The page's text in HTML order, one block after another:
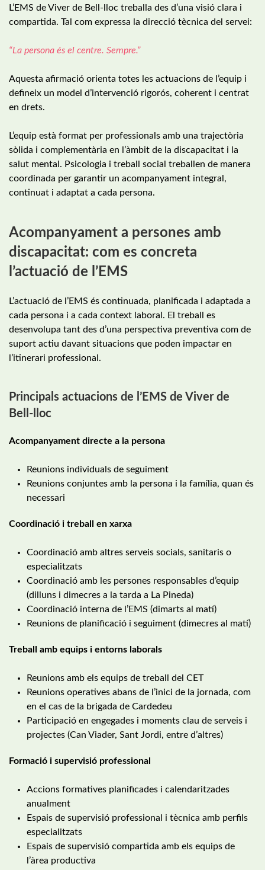
L’EMS de Viver de Bell-lloc treballa des d’una visió clara i
compartida. Tal com expressa la direcció tècnica del servei:
“La persona és el centre. Sempre.”
Aquesta afirmació orienta totes les actuacions de l’equip i
defineix un model d’intervenció rigorós, coherent i centrat
en drets.
L’equip està format per professionals amb una trajectòria
sòlida i complementària en l’àmbit de la discapacitat i la
salut mental. Psicologia i treball social treballen de manera
coordinada per garantir un acompanyament integral,
continuat i adaptat a cada persona.
Acompanyament a persones amb
discapacitat: com es concreta
l’actuació de l’EMS
L’actuació de l’EMS és continuada, planificada i adaptada a
cada persona i a cada context laboral. El treball es
desenvolupa tant des d’una perspectiva preventiva com de
suport actiu davant situacions que poden impactar en
l’itinerari professional.
Principals actuacions de l’EMS de Viver de
Bell-lloc
Acompanyament directe a la persona
Reunions individuals de seguiment
Reunions conjuntes amb la persona i la família, quan és
necessari
Coordinació i treball en xarxa
Coordinació amb altres serveis socials, sanitaris o
especialitzats
Coordinació amb les persones responsables d’equip
(dilluns i dimecres a la tarda a La Pineda)
Coordinació interna de l’EMS (dimarts al matí)
Reunions de planificació i seguiment (dimecres al matí)
Treball amb equips i entorns laborals
Reunions amb els equips de treball del CET
Reunions operatives abans de l’inici de la jornada, com
en el cas de la brigada de Cardedeu
Participació en engegades i moments clau de serveis i
projectes (Can Viader, Sant Jordi, entre d’altres)
Formació i supervisió professional
Accions formatives planificades i calendaritzades
anualment
Espais de supervisió professional i tècnica amb perfils
especialitzats
Espais de supervisió compartida amb els equips de
l’àrea productiva